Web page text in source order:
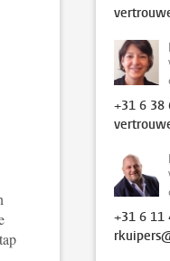
+31 6 38
+31 6 11